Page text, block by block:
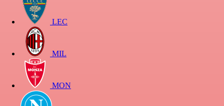
LEC
MIL
MON